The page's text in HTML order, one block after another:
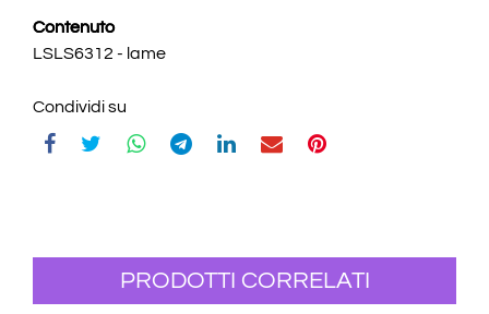
Contenuto
LSLS6312 - lame
Condividi su
PRODOTTI CORRELATI